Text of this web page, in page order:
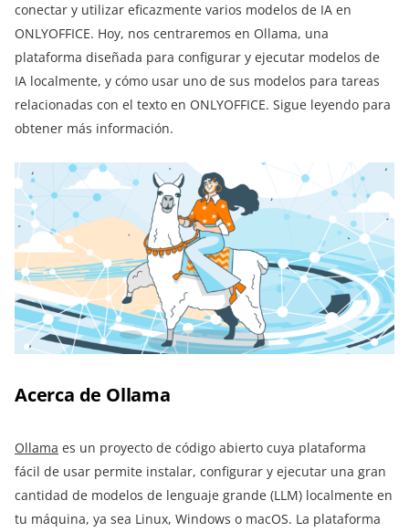
conectar y utilizar eficazmente varios modelos de IA en
ONLYOFFICE. Hoy, nos centraremos en Ollama, una
plataforma diseñada para configurar y ejecutar modelos de
IA localmente, y cómo usar uno de sus modelos para tareas
relacionadas con el texto en ONLYOFFICE. Sigue leyendo para
obtener más información.
Acerca de Ollama
Ollama es un proyecto de código abierto cuya plataforma
fácil de usar permite instalar, configurar y ejecutar una gran
cantidad de modelos de lenguaje grande (LLM) localmente en
tu máquina, ya sea Linux, Windows o macOS. La plataforma